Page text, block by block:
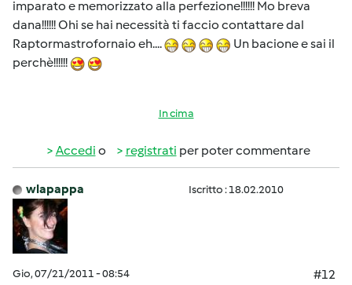
imparato e memorizzato alla perfezione!!!!!! Mo breva
dana!!!!!! Ohi se hai necessità ti faccio contattare dal
Raptormastrofornaio eh....
Un bacione e sai il
perchè!!!!!!
In cima
Accedi o registrati per poter commentare
wlapappa Iscritto : 18.02.2010
Gio, 07/21/2011 - 08:54
#12